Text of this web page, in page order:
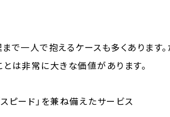
で一人で抱えるケースも多くあります。
は非常に大きな価値があります。
ピード」を兼ね備えたサービス